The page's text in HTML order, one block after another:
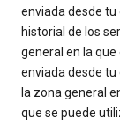
enviada desde tu
historial de los
general en la
enviada desde
la zona general
que se puede